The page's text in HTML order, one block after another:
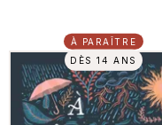
À PARAÎTRE
DÈS 14 ANS